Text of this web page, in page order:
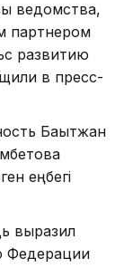
ведомства,
партнером
развитию
в пресс-
Бақытжан
еңбегі
выразил
Федерации